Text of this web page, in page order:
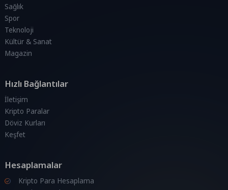
Sağlık
Spor
Teknoloji
Kültür & Sanat
Magazin
Hızlı Bağlantılar
İletişim
Kripto Paralar
Döviz Kurları
Keşfet
Hesaplamalar
Kripto Para Hesaplama